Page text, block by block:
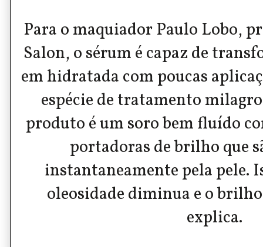
Para o maquiador Paulo Lobo,
Salon, o sérum é capaz de
em hidratada com poucas
espécie de tratamento
produto é um soro bem fluído
portadoras de brilho que
instantaneamente pela pele.
oleosidade diminua e o
explica.